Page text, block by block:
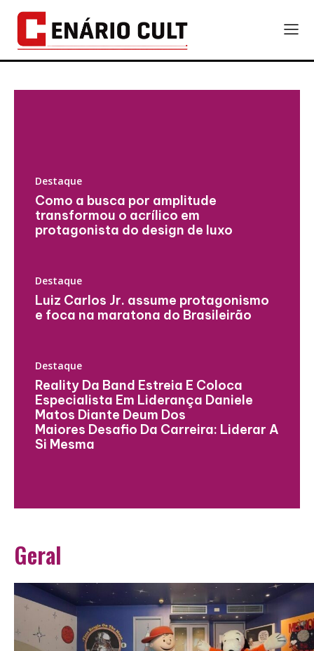
Destaque
Como a busca por amplitude
transformou o acrílico em
protagonista do design de luxo
Destaque
Luiz Carlos Jr. assume protagonismo
e foca na maratona do Brasileirão
Destaque
Reality Da Band Estreia E Coloca
Especialista Em Liderança Daniele
Matos Diante Deum Dos
Maiores Desafio Da Carreira: Liderar A
Si Mesma
Geral